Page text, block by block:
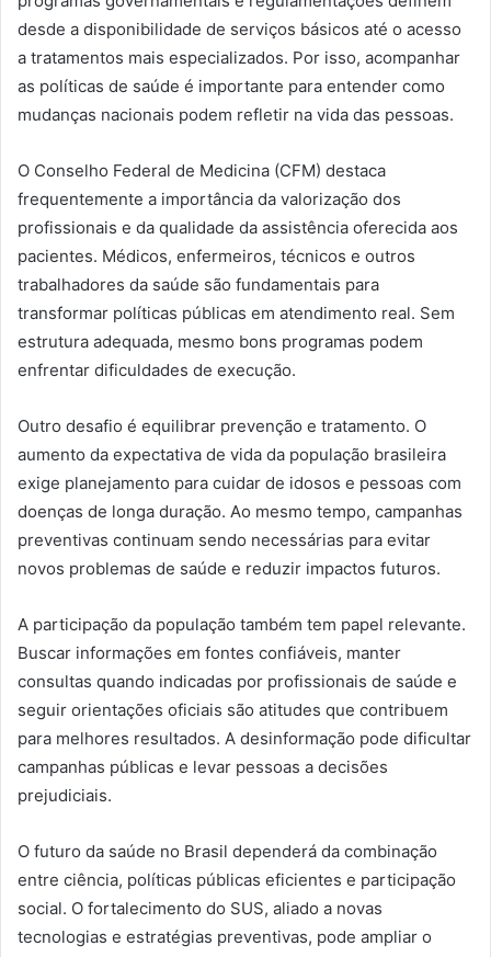
desde a disponibilidade de serviços básicos até o acesso
a tratamentos mais especializados. Por isso, acompanhar
as políticas de saúde é importante para entender como
mudanças nacionais podem refletir na vida das pessoas.
O Conselho Federal de Medicina (CFM) destaca
frequentemente a importância da valorização dos
profissionais e da qualidade da assistência oferecida aos
pacientes. Médicos, enfermeiros, técnicos e outros
trabalhadores da saúde são fundamentais para
transformar políticas públicas em atendimento real. Sem
estrutura adequada, mesmo bons programas podem
enfrentar dificuldades de execução.
Outro desafio é equilibrar prevenção e tratamento. O
aumento da expectativa de vida da população brasileira
exige planejamento para cuidar de idosos e pessoas com
doenças de longa duração. Ao mesmo tempo, campanhas
preventivas continuam sendo necessárias para evitar
novos problemas de saúde e reduzir impactos futuros.
A participação da população também tem papel relevante.
Buscar informações em fontes confiáveis, manter
consultas quando indicadas por profissionais de saúde e
seguir orientações oficiais são atitudes que contribuem
para melhores resultados. A desinformação pode dificultar
campanhas públicas e levar pessoas a decisões
prejudiciais.
O futuro da saúde no Brasil dependerá da combinação
entre ciência, políticas públicas eficientes e participação
social. O fortalecimento do SUS, aliado a novas
tecnologias e estratégias preventivas, pode ampliar o